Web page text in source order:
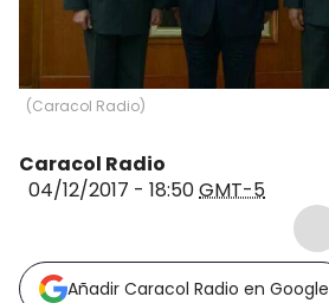
(Caracol Radio)
Caracol Radio
04/12/2017 - 18:50GMT-5
Añadir Caracol Radio en Google